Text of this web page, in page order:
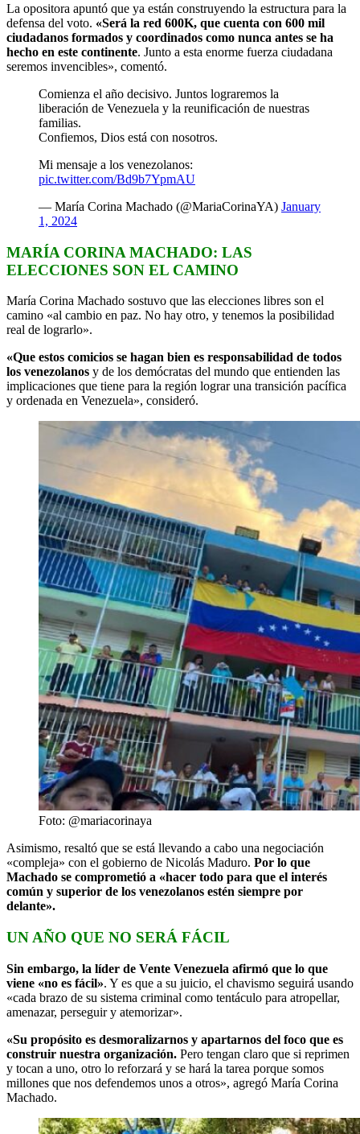
La opositora apuntó que ya están construyendo la estructura para la
defensa del voto. «Será la red 600K, que cuenta con 600 mil
ciudadanos formados y coordinados como nunca antes se ha
hecho en este continente. Junto a esta enorme fuerza ciudadana
seremos invencibles», comentó.
Comienza el año decisivo. Juntos lograremos la
liberación de Venezuela y la reunificación de nuestras
familias.
Confiemos, Dios está con nosotros.
Mi mensaje a los venezolanos:
pic.twitter.com/Bd9b7YpmAU
— María Corina Machado (@MariaCorinaYA) January
1, 2024
MARÍA CORINA MACHADO: LAS
ELECCIONES SON EL CAMINO
María Corina Machado sostuvo que las elecciones libres son el
camino «al cambio en paz. No hay otro, y tenemos la posibilidad
real de lograrlo».
«Que estos comicios se hagan bien es responsabilidad de todos
los venezolanos y de los demócratas del mundo que entienden las
implicaciones que tiene para la región lograr una transición pacífica
y ordenada en Venezuela», consideró.
Foto: @mariacorinaya
Asimismo, resaltó que se está llevando a cabo una negociación
«compleja» con el gobierno de Nicolás Maduro. Por lo que
Machado se comprometió a «hacer todo para que el interés
común y superior de los venezolanos estén siempre por
delante».
UN AÑO QUE NO SERÁ FÁCIL
Sin embargo, la líder de Vente Venezuela afirmó que lo que
viene «no es fácil». Y es que a su juicio, el chavismo seguirá usando
«cada brazo de su sistema criminal como tentáculo para atropellar,
amenazar, perseguir y atemorizar».
«Su propósito es desmoralizarnos y apartarnos del foco que es
construir nuestra organización. Pero tengan claro que si reprimen
y tocan a uno, otro lo reforzará y se hará la tarea porque somos
millones que nos defendemos unos a otros», agregó María Corina
Machado.